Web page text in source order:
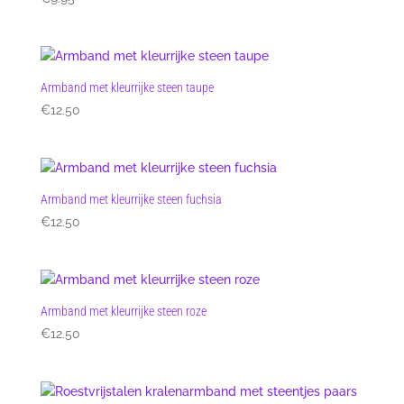
Armband met kleurrijke steen taupe
€12.50
Armband met kleurrijke steen fuchsia
€12.50
Armband met kleurrijke steen roze
€12.50